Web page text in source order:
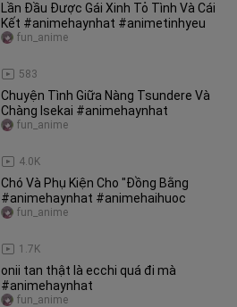
Lần Đầu Được Gái Xinh Tỏ Tình Và Cái
Kết #animehaynhat #animetinhyeu
583
fun_anime
Chuyện Tình Giữa Nàng Tsundere Và
Chàng Isekai #animehaynhat
4.0K
fun_anime
Chó Và Phụ Kiện Cho "Đồng Bằng
#animehaynhat #animehaihuoc
1.7K
fun_anime
onii tan thật là ecchi quá đi mà
#animehaynhat
fun_anime